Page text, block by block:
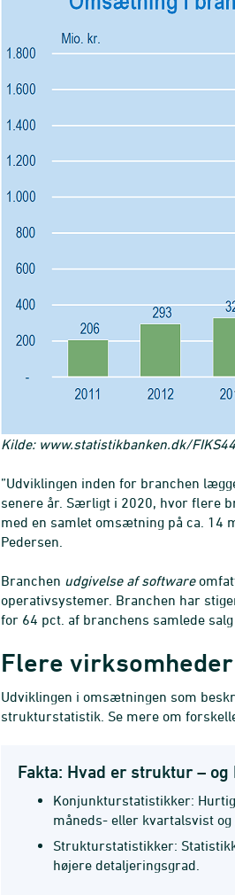
Kilde: www.statistikbanken.dk/FIKS44
”Udviklingen inden for branchen
senere år. Særligt i 2020, hvor flere
med en samlet omsætning på ca. 14
Pedersen.
Branchen udgivelse af software
operativsystemer. Branchen har
for 64 pct. af branchens samlede
Flere virksomheder
Udviklingen i omsætningen som
strukturstatistik. Se mere om
Fakta: Hvad er struktur –
Konjunkturstatistikker:
måneds- eller kvartalsvist
Strukturstatistikker:
højere detaljeringsgrad.